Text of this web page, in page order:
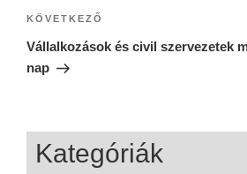
KÖVETKEZŐ
Vállalkozások és civil szervezetek
nap
Kategóriák